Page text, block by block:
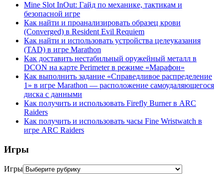
Mine Slot InOut: Гайд по механике, тактикам и
безопасной игре
Как найти и проанализировать образец крови
(Converged) в Resident Evil Requiem
Как найти и использовать устройства целеуказания
(TAD) в игре Marathon
Как доставить нестабильный оружейный металл в
DCON на карте Perimeter в режиме «Марафон»
Как выполнить задание «Справедливое распределение
1» в игре Marathon — расположение самоудаляющегося
диска с данными
Как получить и использовать Firefly Burner в ARC
Raiders
Как получить и использовать часы Fine Wristwatch в
игре ARC Raiders
Игры
Игры